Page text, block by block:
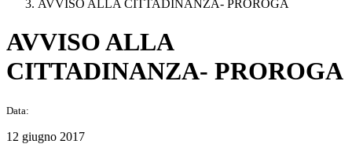
AVVISO ALLA CITTADINANZA- PROROGA
AVVISO ALLA
CITTADINANZA- PROROGA
Data:
12 giugno 2017